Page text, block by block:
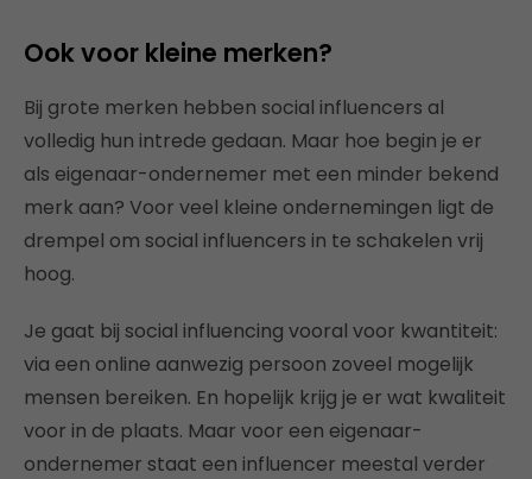
Ook voor kleine merken?
Bij grote merken hebben social influencers al
volledig hun intrede gedaan. Maar hoe begin je er
als eigenaar-ondernemer met een minder bekend
merk aan? Voor veel kleine ondernemingen ligt de
drempel om social influencers in te schakelen vrij
hoog.
Je gaat bij social influencing vooral voor kwantiteit:
via een online aanwezig persoon zoveel mogelijk
mensen bereiken. En hopelijk krijg je er wat kwaliteit
voor in de plaats. Maar voor een eigenaar-
ondernemer staat een influencer meestal verder